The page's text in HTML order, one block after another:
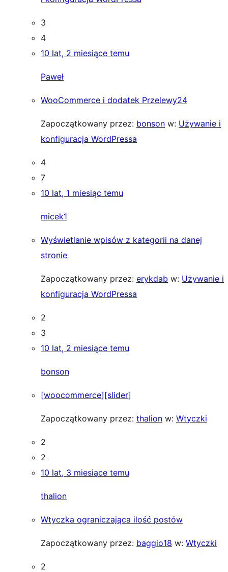
3
4
10 lat, 2 miesiące temu
Paweł
WooCommerce i dodatek Przelewy24
Zapoczątkowany przez: bonson w: Używanie i
konfiguracja WordPressa
4
7
10 lat, 1 miesiąc temu
micek1
Wyświetlanie wpisów z kategorii na danej
stronie
Zapoczątkowany przez: erykdab w: Używanie i
konfiguracja WordPressa
2
3
10 lat, 2 miesiące temu
bonson
[woocommerce][slider]
Zapoczątkowany przez: thalion w: Wtyczki
2
2
10 lat, 3 miesiące temu
thalion
Wtyczka ograniczająca ilość postów
Zapoczątkowany przez: baggio18 w: Wtyczki
2